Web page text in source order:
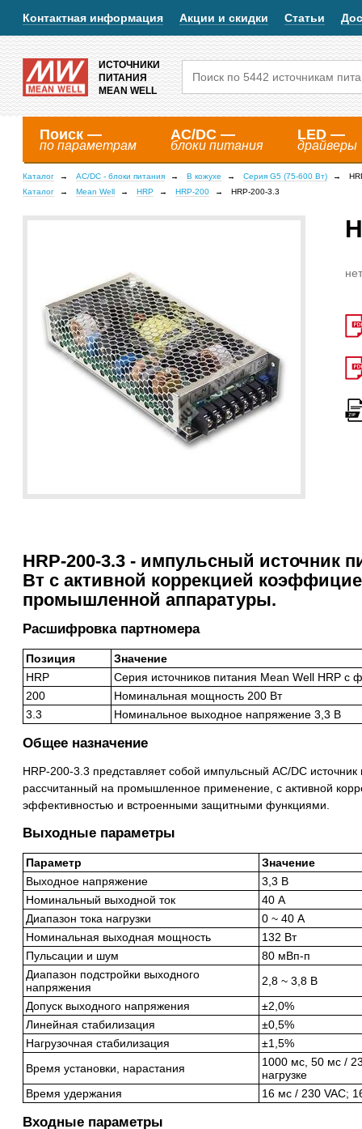
Контактная информация Акции и скидки Статьи
ИСТОЧНИКИ
ПИТАНИЯ
MEAN WELL
Поиск —
по параметрам
AC/DC —
блоки питания
LED —
драйверы
Каталог AC/DC - блоки питания В кожухе Серия G5 (75-600 Вт)
Каталог
Mean Well HRP HRP-200 HRP-200-3.3
HRP-200-3.3 - импульсный источник
Вт с активной коррекцией
промышленной аппаратуры.
Расшифровка партномера
Позиция
Значение
HRP
Серия источников питания Mean Well HRP с
200
Номинальная мощность 200 Вт
3.3
Номинальное выходное напряжение 3,3 В
Общее назначение
HRP-200-3.3 представляет собой импульсный AC/DC источник
рассчитанный на промышленное применение, с активной
эффективностью и встроенными защитными функциями.
Выходные параметры
Параметр
Значение
Выходное напряжение
3,3 В
Номинальный выходной ток
40 А
Диапазон тока нагрузки
0 ~ 40 А
Номинальная выходная мощность
132 Вт
Пульсации и шум
80 мВп-п
Диапазон подстройки выходного
напряжения
2,8 ~ 3,8 В
Допуск выходного напряжения
±2,0%
Линейная стабилизация
±0,5%
Нагрузочная стабилизация
±1,5%
Время установки, нарастания
1000 мс, 50 мс /
нагрузке
Время удержания
16 мс / 230 VAC;
Входные параметры